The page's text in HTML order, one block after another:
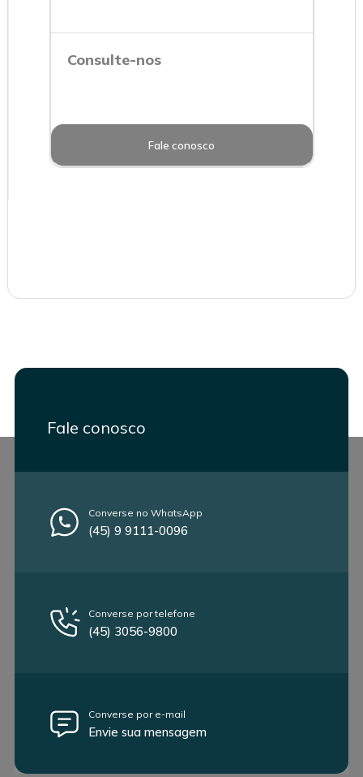
Consulte-nos
Fale conosco
Fale conosco
Converse no WhatsApp
(45) 9 9111-0096
Converse por telefone
(45) 3056-9800
Converse por e-mail
Envie sua mensagem